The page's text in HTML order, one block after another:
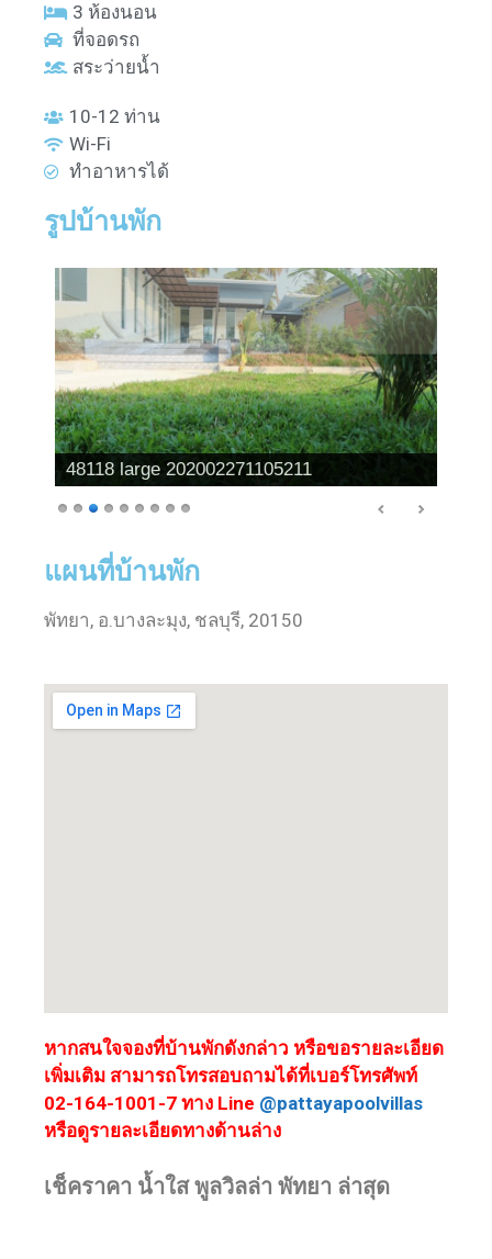
3 ห้องนอน
ที่จอดรถ
สระว่ายน้ำ
10-12 ท่าน
Wi-Fi
ทำอาหารได้
รูปบ้านพัก
48118 large 202002271105212
แผนที่บ้านพัก
พัทยา, อ.บางละมุง, ชลบุรี, 20150
หากสนใจจองที่บ้านพักดังกล่าว หรือขอรายละเอียด
เพิ่มเติม สามารถโทรสอบถามได้ที่เบอร์โทรศัพท์
02-164-1001-7 ทาง Line @pattayapoolvillas
หรือดูรายละเอียดทางด้านล่าง
เช็คราคา น้ำใส พูลวิลล่า พัทยา ล่าสุด